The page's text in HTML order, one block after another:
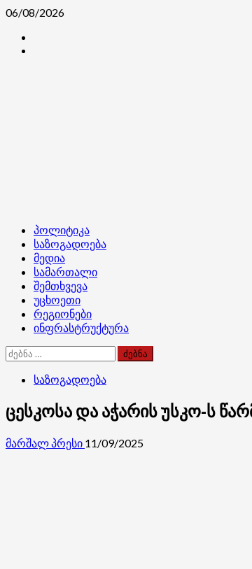
Skip
content
06/08/2026
Primary
Menu
პოლიტიკა
საზოგადოება
მედია
სამართალი
შემთხვევა
უცხოეთი
რეგიონები
ინფრასტრუქტურა
ძებნა:
საზოგადოება
ცესკოსა და აჭარის უსკო-ს
მარშალ პრესი 11/09/2025